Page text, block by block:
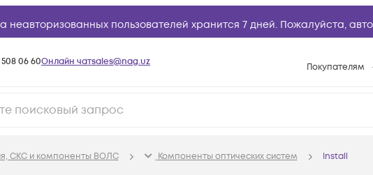
неавторизованных пользователей хранится 7 дней. Пожалуйста,
508 06 60Онлайн чатsales@nag.uz Покупателям
Вопросы и
СКС и компоненты ВОЛС Компоненты оптических систем Install